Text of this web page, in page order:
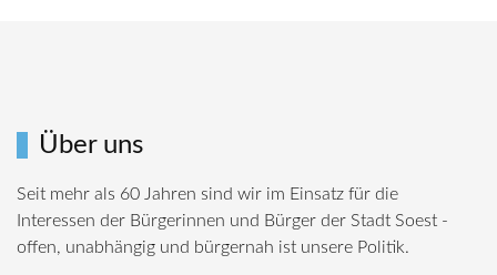
Über uns
Seit mehr als 60 Jahren sind wir im Einsatz für die
Interessen der Bürgerinnen und Bürger der Stadt Soest -
offen, unabhängig und bürgernah ist unsere Politik.